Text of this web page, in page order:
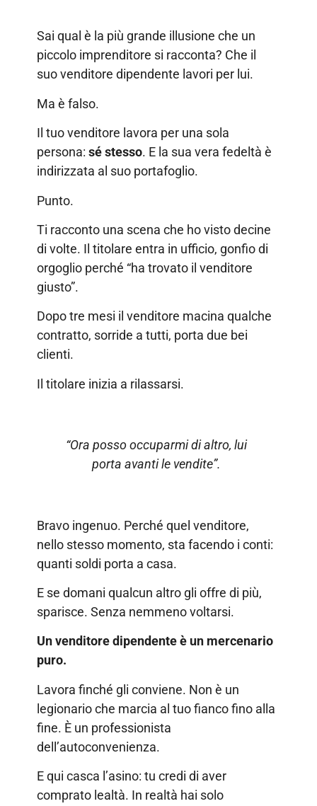
Sai qual è la più grande illusione che un
piccolo imprenditore si racconta? Che il
suo venditore dipendente lavori per lui.
Ma è falso.
Il tuo venditore lavora per una sola
persona:sé stesso. E la sua vera fedeltà è
indirizzata al suo portafoglio.
Punto.
Ti racconto una scena che ho visto decine
di volte. Il titolare entra in ufficio, gonfio di
orgoglio perché “ha trovato il venditore
giusto”.
Dopo tre mesi il venditore macina qualche
contratto, sorride a tutti, porta due bei
clienti.
Il titolare inizia a rilassarsi.
“Ora posso occuparmi di altro, lui
porta avanti le vendite”.
Bravo ingenuo. Perché quel venditore,
nello stesso momento, sta facendo i conti:
quanti soldi porta a casa.
E se domani qualcun altro gli offre di più,
sparisce. Senza nemmeno voltarsi.
Un venditore dipendente è un mercenario
puro.
Lavora finché gli conviene. Non è un
legionario che marcia al tuo fianco fino alla
fine. È un professionista
dell’autoconvenienza.
E qui casca l’asino: tu credi di aver
comprato lealtà. In realtà hai solo